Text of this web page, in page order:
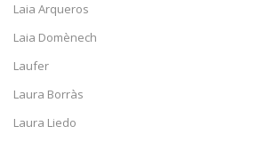
Laia Arqueros
Laia Domènech
Laufer
Laura Borràs
Laura Liedo